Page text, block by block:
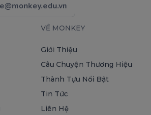
VỀ MONKEY
Giới Thiệu
Câu Chuyện Thương Hiệu
Thành Tựu Nổi Bật
Tin Tức
Liên Hệ